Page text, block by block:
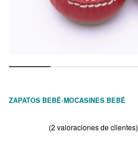
ZAPATOS BEBÉ›MOCASINES BEBÉ
(2 valoraciones de clientes)